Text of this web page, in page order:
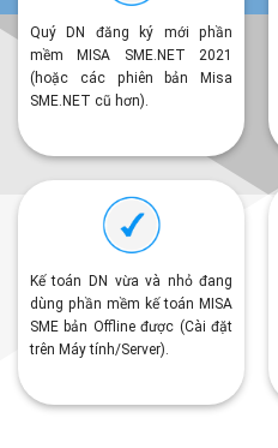
Quý DN đăng ký mới phần
mềm MISA SME.NET 2021
(hoặc các phiên bản Misa
SME.NET cũ hơn).
Kế toán DN vừa và nhỏ đang
dùng phần mềm kế toán MISA
SME bản Offline được (Cài đặt
trên Máy tính/Server).